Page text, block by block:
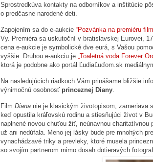
Sprostredkúva kontakty na odborníkov a inštitúcie
o predčasne narodené deti.
Zapojením sa do e-aukcie “Pozvánka na premiéru
Vy. Premiéra sa uskutoční v bratislavskej Eurovei,
cena e-aukcie je symbolické dve eurá, s Vašou
vyššie. Druhou e-aukciu je „Toaletná voda Forever
ktorá je podobne ako portál ĽudiaĽuďom.sk
Na nasledujúcich riadkoch Vám prinášame bližšie
výnimočnú osobnosť princeznej Diany.
Film Diana nie je klasickým životopisom, zameriava
keď opustila kráľovskú rodinu a stiesňujúci život v
naplnené novou chuťou žiť, neúnavnou
už ani nedúfala. Meno jej lásky bude pre mnohých
vynachádzavé triky a prevleky, ktoré musela
so svojím partnerom mimo dosah dotieravých